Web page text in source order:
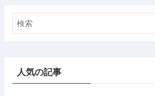
人気の記事